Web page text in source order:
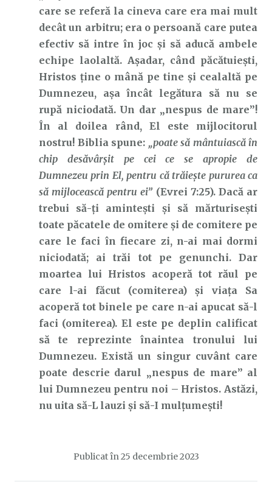
care se referă la cineva care era mai mult
decât un arbitru; era o persoană care putea
efectiv să intre în joc și să aducă ambele
echipe laolaltă. Așadar, când păcătuiești,
Hristos ține o mână pe tine și cealaltă pe
Dumnezeu, așa încât legătura să nu se
rupă niciodată. Un dar „nespus de mare”!
În al doilea rând, El este mijlocitorul
nostru! Biblia spune: „poate să mântuiască în
chip desăvârşit pe cei ce se apropie de
Dumnezeu prin El, pentru că trăieşte pururea ca
să mijlocească pentru ei” (Evrei 7:25). Dacă ar
trebui să-ți amintești și să mărturisești
toate păcatele de omitere și de comitere pe
care le faci în fiecare zi, n-ai mai dormi
niciodată; ai trăi tot pe genunchi. Dar
moartea lui Hristos acoperă tot răul pe
care l-ai făcut (comiterea) și viața Sa
acoperă tot binele pe care n-ai apucat să-l
faci (omiterea). El este pe deplin calificat
să te reprezinte înaintea tronului lui
Dumnezeu. Există un singur cuvânt care
poate descrie darul „nespus de mare” al
lui Dumnezeu pentru noi – Hristos. Astăzi,
nu uita să-L lauzi și să-I mulțumești!
Publicat în 25 decembrie 2023